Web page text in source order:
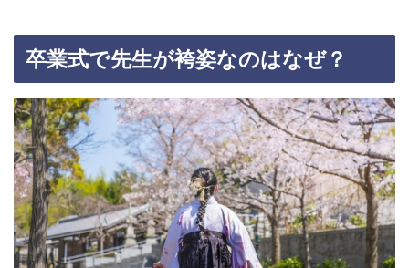
卒業式で先生が袴姿なのはなぜ？